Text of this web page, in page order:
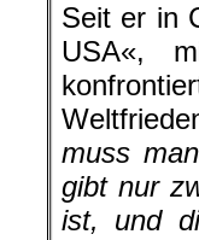
Seit er in
USA«,
muss
gibt nur
ist, und